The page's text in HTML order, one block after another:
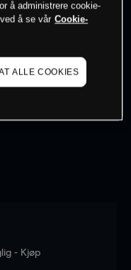
- Kjøp
å administrere cookie-
å se vår Cookie-
ALLE COOKIES